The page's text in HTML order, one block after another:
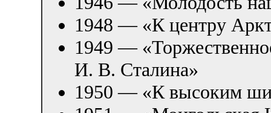
1948 — «К центру
1949 —
И. В. Сталина»
1950 — «К высоким